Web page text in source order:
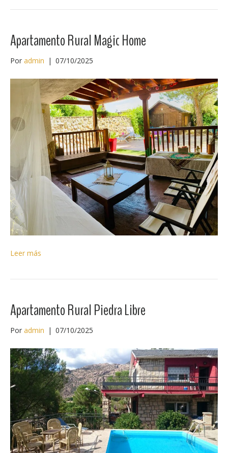
Apartamento Rural Magic Home
Por admin | 07/10/2025
Leer más
Apartamento Rural Piedra Libre
Por admin | 07/10/2025